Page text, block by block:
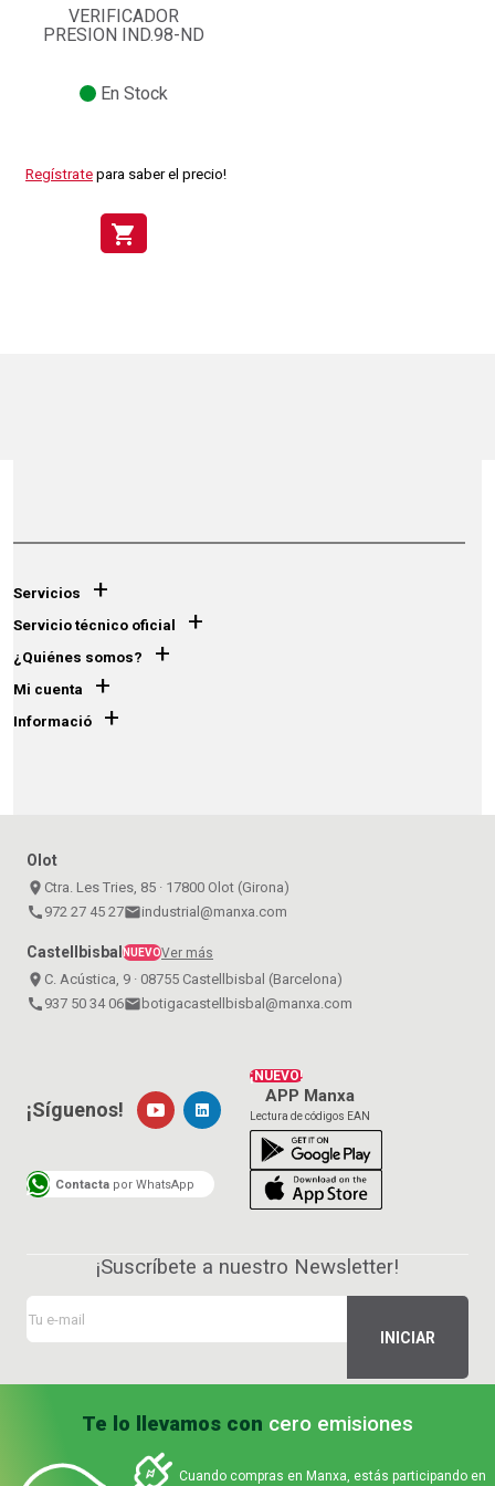
VERIFICADOR
PRESION IND.98-ND
En Stock
Regístrate para saber el precio!
shopping_cart
Servicios +
Servicio técnico oficial +
¿Quiénes somos? +
Mi cuenta +
Informació +
Olot
place Ctra. Les Tries, 85 · 17800 Olot (Girona)
call 972 27 45 27emailindustrial@manxa.com
Castellbisbal NUEVOVer más
place C. Acústica, 9 · 08755 Castellbisbal (Barcelona)
call 937 50 34 06email botigacastellbisbal@manxa.com
¡NUEVO!
APP Manxa
Lectura de códigos EAN
¡Síguenos!
Contacta por WhatsApp
¡Suscríbete a nuestro Newsletter!
Te lo llevamos con cero emisiones
Cuando compras en Manxa, estás participando en